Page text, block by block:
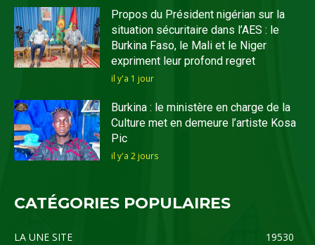
Propos du Président nigérian sur la
situation sécuritaire dans l’AES : le
Burkina Faso, le Mali et le Niger
expriment leur profond regret
il y'a 1 jour
Burkina : le ministère en charge de la
Culture met en demeure l’artiste Kosa
Pic
il y'a 2 jours
CATÉGORIES POPULAIRES
LA UNE SITE
19530